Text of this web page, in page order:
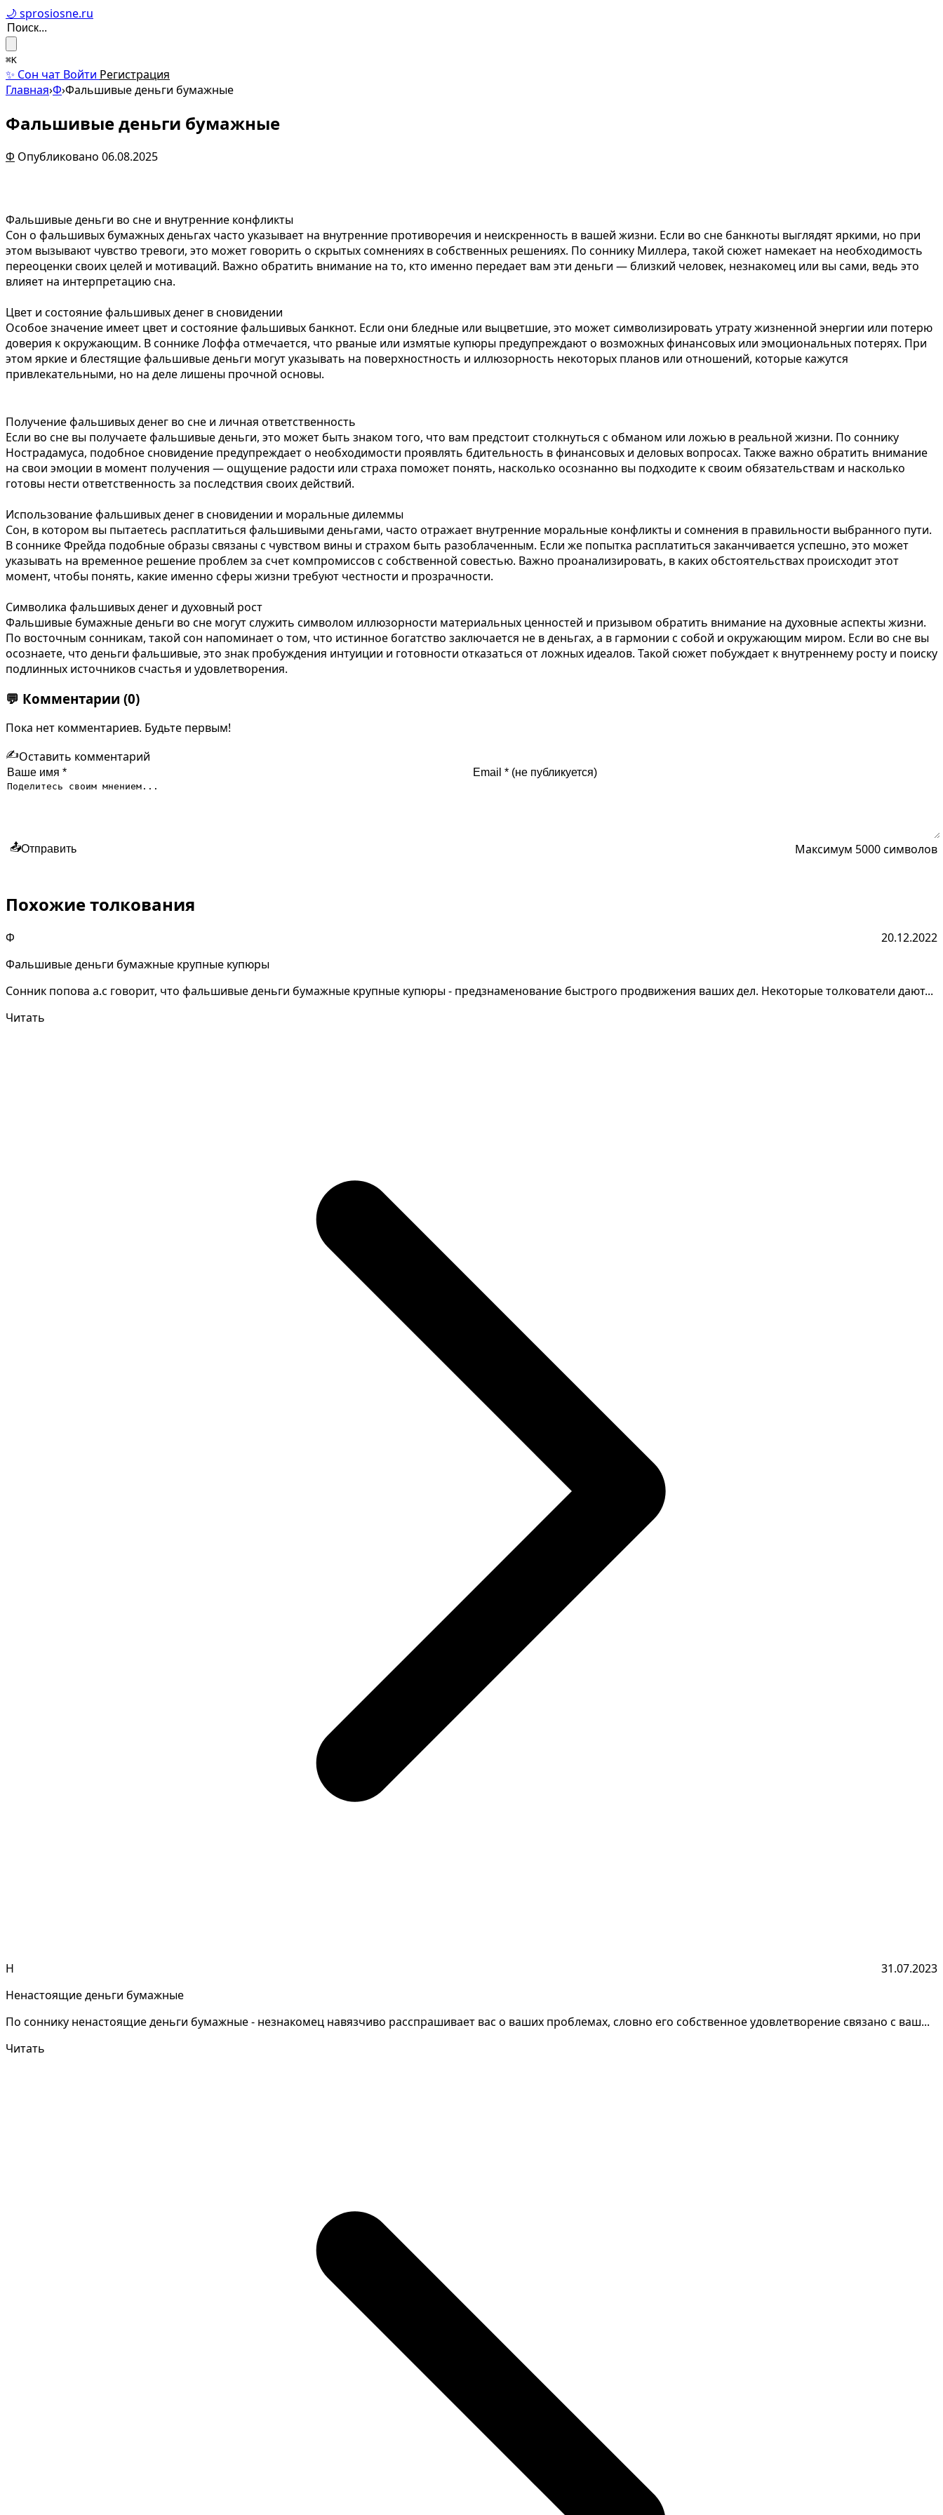
🌙 sprosiosne.ru
⌘K
✨ Сон чат Войти Регистрация
Главная›Ф›Фальшивые деньги бумажные
Фальшивые деньги бумажные
Ф Опубликовано 06.08.2025
Фальшивые деньги во сне и внутренние конфликты
Сон о фальшивых бумажных деньгах часто указывает на внутренние противоречия и неискренность в вашей жизни. Если во сне банкноты выглядят яркими, но при
этом вызывают чувство тревоги, это может говорить о скрытых сомнениях в собственных решениях. По соннику Миллера, такой сюжет намекает на необходимость
переоценки своих целей и мотиваций. Важно обратить внимание на то, кто именно передает вам эти деньги — близкий человек, незнакомец или вы сами, ведь это
влияет на интерпретацию сна.
Цвет и состояние фальшивых денег в сновидении
Особое значение имеет цвет и состояние фальшивых банкнот. Если они бледные или выцветшие, это может символизировать утрату жизненной энергии или потерю
доверия к окружающим. В соннике Лоффа отмечается, что рваные или измятые купюры предупреждают о возможных финансовых или эмоциональных потерях. При
этом яркие и блестящие фальшивые деньги могут указывать на поверхностность и иллюзорность некоторых планов или отношений, которые кажутся
привлекательными, но на деле лишены прочной основы.
Получение фальшивых денег во сне и личная ответственность
Если во сне вы получаете фальшивые деньги, это может быть знаком того, что вам предстоит столкнуться с обманом или ложью в реальной жизни. По соннику
Нострадамуса, подобное сновидение предупреждает о необходимости проявлять бдительность в финансовых и деловых вопросах. Также важно обратить внимание
на свои эмоции в момент получения — ощущение радости или страха поможет понять, насколько осознанно вы подходите к своим обязательствам и насколько
готовы нести ответственность за последствия своих действий.
Использование фальшивых денег в сновидении и моральные дилеммы
Сон, в котором вы пытаетесь расплатиться фальшивыми деньгами, часто отражает внутренние моральные конфликты и сомнения в правильности выбранного пути.
В соннике Фрейда подобные образы связаны с чувством вины и страхом быть разоблаченным. Если же попытка расплатиться заканчивается успешно, это может
указывать на временное решение проблем за счет компромиссов с собственной совестью. Важно проанализировать, в каких обстоятельствах происходит этот
момент, чтобы понять, какие именно сферы жизни требуют честности и прозрачности.
Символика фальшивых денег и духовный рост
Фальшивые бумажные деньги во сне могут служить символом иллюзорности материальных ценностей и призывом обратить внимание на духовные аспекты жизни.
По восточным сонникам, такой сон напоминает о том, что истинное богатство заключается не в деньгах, а в гармонии с собой и окружающим миром. Если во сне вы
осознаете, что деньги фальшивые, это знак пробуждения интуиции и готовности отказаться от ложных идеалов. Такой сюжет побуждает к внутреннему росту и поиску
подлинных источников счастья и удовлетворения.
💬 Комментарии (0)
Пока нет комментариев. Будьте первым!
✍️Оставить комментарий
📤Отправить Максимум 5000 символов
Похожие толкования
Ф
20.12.2022
Фальшивые деньги бумажные крупные купюры
Сонник попова а.с говорит, что фальшивые деньги бумажные крупные купюры - предзнаменование быстрого продвижения ваших дел. Некоторые толкователи дают...
Читать
Н
31.07.2023
Ненастоящие деньги бумажные
По соннику ненастоящие деньги бумажные - незнакомец навязчиво расспрашивает вас о ваших проблемах, словно его собственное удовлетворение связано с ваш...
Читать